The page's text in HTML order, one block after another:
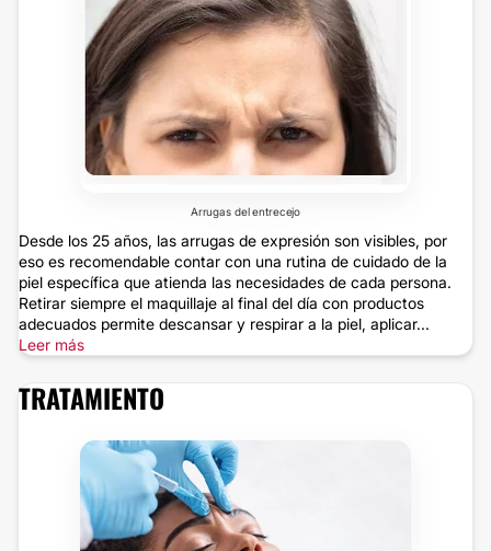
Arrugas del entrecejo
Desde los 25 años, las arrugas de expresión son visibles, por
eso es recomendable contar con una rutina de cuidado de la
piel específica que atienda las necesidades de cada persona.
Retirar siempre el maquillaje al final del día con productos
adecuados permite descansar y respirar a la piel, aplicar...
Leer más
TRATAMIENTO